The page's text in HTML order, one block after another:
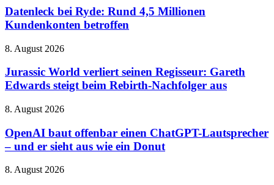
sehr
von
gestern
100
und
HARPOON
Ryde:
Rund
4,5
Kundenkonten
Datenleck bei Ryde: Rund 4,5 Millionen
Kundenkonten betroffen
Jurassic
verliert
seinen
Regisseur:
Edwards
beim
Rebirth-
aus
8. August 2026
Jurassic World verliert seinen Regisseur: Gareth
Edwards steigt beim Rebirth-Nachfolger aus
OpenAI
offenbar
einen
ChatGPT-
–
8. August 2026
OpenAI baut offenbar einen ChatGPT-Lautsprecher
– und er sieht aus wie ein Donut
Matrix
8. August 2026